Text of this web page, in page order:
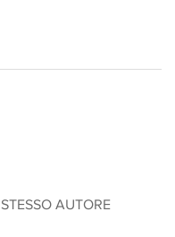
STESSO AUTORE